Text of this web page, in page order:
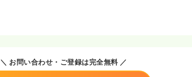
＼ お問い合わせ・ご登録は完全無料 ／